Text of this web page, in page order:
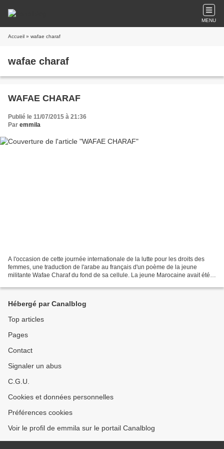
MENU
Accueil » wafae charaf
wafae charaf
WAFAE CHARAF
Publié le 11/07/2015 à 21:36
Par emmila
A l'occasion de cette journée internationale de la lutte pour les droits des
femmes, une traduction de l'arabe au français d'un poème de la jeune
militante Wafae Charaf du fond de sa cellule. La jeune Marocaine avait été
Hébergé par Canalblog
Top articles
Pages
Contact
Signaler un abus
C.G.U.
Cookies et données personnelles
Préférences cookies
Voir le profil de emmila sur le portail Canalblog